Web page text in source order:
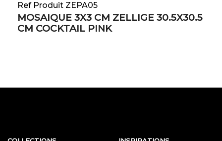
Ref Produit ZEPA05
MOSAIQUE 3X3 CM ZELLIGE 30.5X30.5
CM COCKTAIL PINK